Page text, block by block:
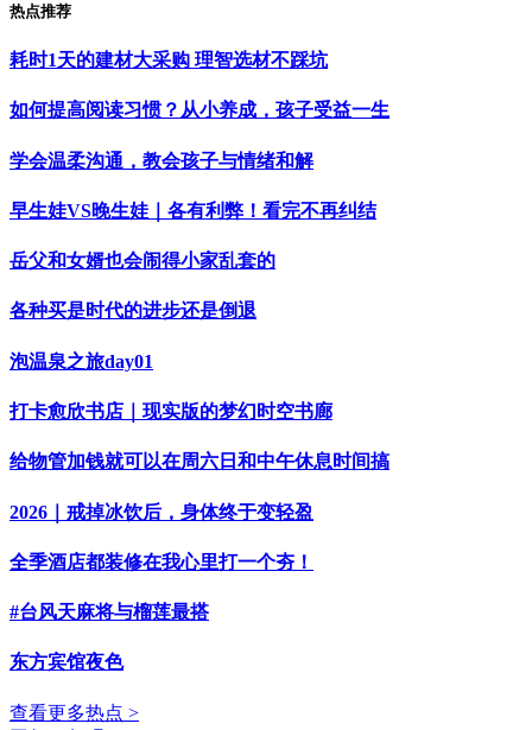
热点推荐
耗时1天的建材大采购 理智选材不踩坑
如何提高阅读习惯？从小养成，孩子受益一生
学会温柔沟通，教会孩子与情绪和解
早生娃VS晚生娃｜各有利弊！看完不再纠结
岳父和女婿也会闹得小家乱套的
各种买是时代的进步还是倒退
泡温泉之旅day01
打卡愈欣书店｜现实版的梦幻时空书廊
给物管加钱就可以在周六日和中午休息时间搞
2026｜戒掉冰饮后，身体终于变轻盈
全季酒店都装修在我心里打一个夯！
#台风天麻将与榴莲最搭
东方宾馆夜色
查看更多热点 >